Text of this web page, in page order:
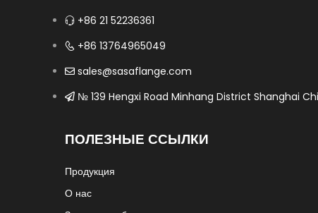
+86 21 52236361
+86 13764965049
sales@sasaflange.com
№ 139 Hengxi Road Minhang District Shanghai
ПОЛЕЗНЫЕ ССЫЛКИ
Продукция
О нас